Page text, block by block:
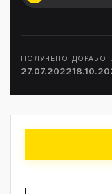
ПОЛУЧЕНО
27.07.2022